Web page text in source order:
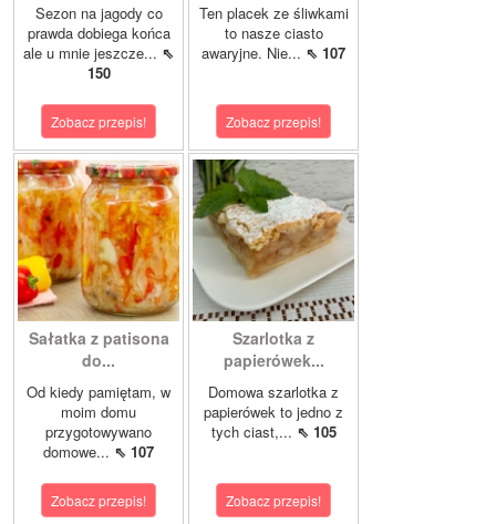
Sezon na jagody co
prawda dobiega końca
ale u mnie jeszcze... ⇖
150
Zobacz przepis!
Ten placek ze śliwkami
to nasze ciasto
awaryjne. Nie... ⇖ 107
Zobacz przepis!
Sałatka z patisona
do...
Od kiedy pamiętam, w
moim domu
przygotowywano
domowe... ⇖ 107
Zobacz przepis!
Szarlotka z
papierówek...
Domowa szarlotka z
papierówek to jedno z
tych ciast,... ⇖ 105
Zobacz przepis!